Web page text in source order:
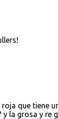
que tiene
y la grosa y re